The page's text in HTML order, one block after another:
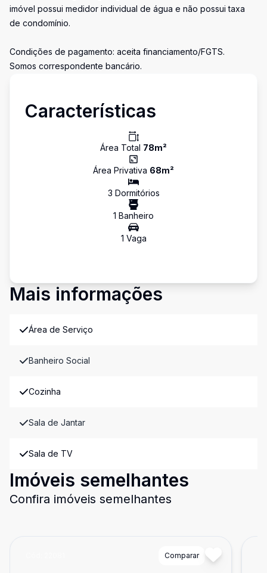
imóvel possui medidor individual de água e não possui taxa
de condomínio.
Condições de pagamento: aceita financiamento/FGTS.
Somos correspondente bancário.
Características
Área Total 78m²
Área Privativa 68m²
3 Dormitórios
1 Banheiro
1 Vaga
Mais informações
Área de Serviço
Banheiro Social
Cozinha
Sala de Jantar
Sala de TV
Imóveis semelhantes
Confira imóveis semelhantes
Comparar